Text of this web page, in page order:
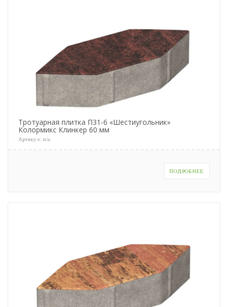
Тротуарная плитка П31-6 «Шестиугольник»
Колормикс Клинкер 60 мм
Артикул: n/a
ПОДРОБНЕЕ